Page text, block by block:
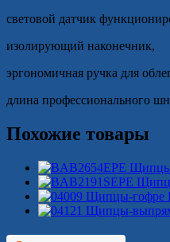
световой датчик
изолирующий наконечник,
эргономичная ручка для
длина профессионального
Похожие товары